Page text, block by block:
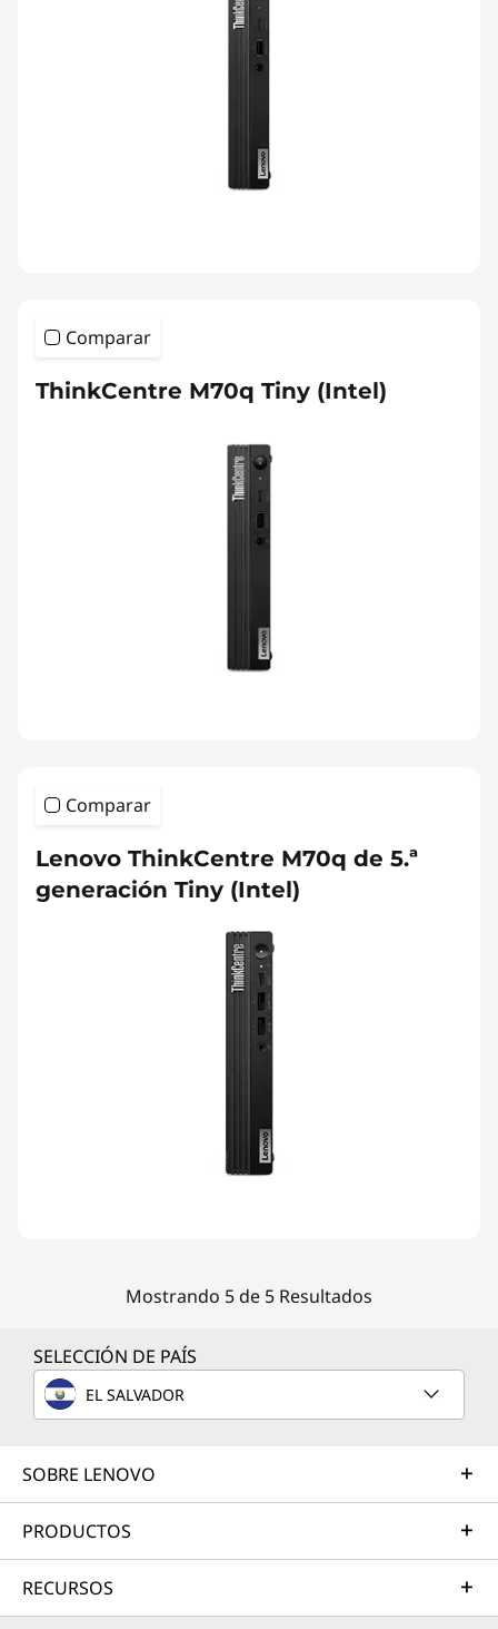
Comparar
ThinkCentre M70q Tiny (Intel)
Comparar
Lenovo ThinkCentre M70q de 5.ª
generación Tiny (Intel)
Mostrando 5 de 5 Resultados
SELECCIÓN DE PAÍS
EL SALVADOR
SOBRE LENOVO
PRODUCTOS
RECURSOS